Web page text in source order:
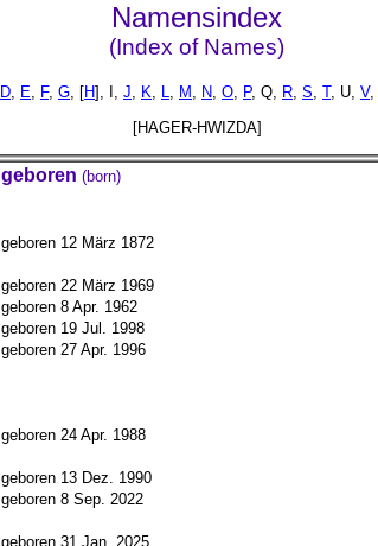
Namensindex
(Index of Names)
D E F, G , [H], I, J K L M N O P, Q, R S T, U, V,
[HAGER-HWIZDA]
geboren (born)
geboren 12 März 1872
geboren 22 März 1969
geboren 8 Apr. 1962
geboren 19 Jul. 1998
geboren 27 Apr. 1996
geboren 24 Apr. 1988
geboren 13 Dez. 1990
geboren 8 Sep. 2022
geboren 31 Jan. 2025